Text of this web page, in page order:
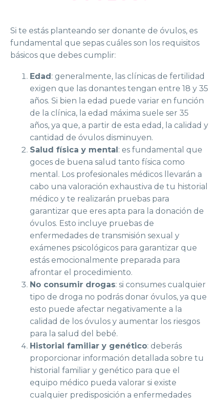
Si te estás planteando ser donante de óvulos, es
fundamental que sepas cuáles son los requisitos
básicos que debes cumplir:
Edad: generalmente, las clínicas de fertilidad
exigen que las donantes tengan entre 18 y 35
años. Si bien la edad puede variar en función
de la clínica, la edad máxima suele ser 35
años, ya que, a partir de esta edad, la calidad y
cantidad de óvulos disminuyen.
Salud física y mental: es fundamental que
goces de buena salud tanto física como
mental. Los profesionales médicos llevarán a
cabo una valoración exhaustiva de tu historial
médico y te realizarán pruebas para
garantizar que eres apta para la donación de
óvulos. Esto incluye pruebas de
enfermedades de transmisión sexual y
exámenes psicológicos para garantizar que
estás emocionalmente preparada para
afrontar el procedimiento.
No consumir drogas: si consumes cualquier
tipo de droga no podrás donar óvulos, ya que
esto puede afectar negativamente a la
calidad de los óvulos y aumentar los riesgos
para la salud del bebé.
Historial familiar y genético: deberás
proporcionar información detallada sobre tu
historial familiar y genético para que el
equipo médico pueda valorar si existe
cualquier predisposición a enfermedades